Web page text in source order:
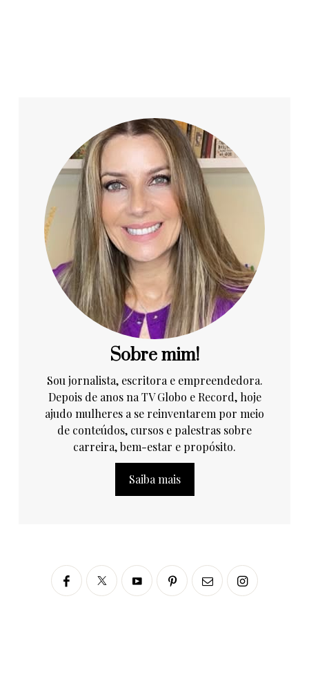
Sobre mim!
Sou jornalista, escritora e empreendedora.
Depois de anos na TV Globo e Record, hoje
ajudo mulheres a se reinventarem por meio
de conteúdos, cursos e palestras sobre
carreira, bem-estar e propósito.
Saiba mais